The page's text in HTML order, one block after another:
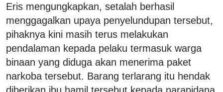
Eris mengungkapkan, setalah berhasil
menggagalkan upaya penyelundupan tersebut,
pihaknya kini masih terus melakukan
pendalaman kepada pelaku termasuk warga
binaan yang diduga akan menerima paket
narkoba tersebut. Barang terlarang itu hendak